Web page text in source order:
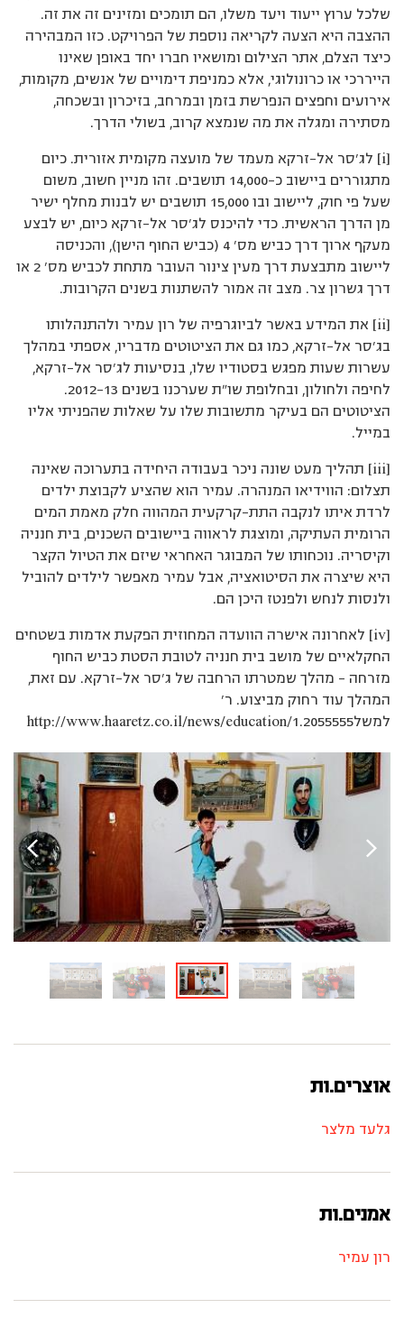
שלכל ערוץ ייעוד ויעד משלו, הם תומכים ומזינים זה את זה.
ההצבה היא הצעה לקריאה נוספת של הפרויקט. כזו המבהירה
כיצד הצלם, אתר הצילום ומושאיו חברו יחד באופן שאינו
הייררכי או כרונולוגי, אלא כמניפת דימויים של אנשים, מקומות,
אירועים וחפצים הנפרשת בזמן ובמרחב, בזיכרון ובשכחה,
מסתירה ומגלה את מה שנמצא קרוב, בשולי הדרך.
[i] לג’סר אל-זרקא מעמד של מועצה מקומית אזורית. כיום
מתגוררים ביישוב כ-14,000 תושבים. זהו מניין חשוב, משום
שעל פי חוק, ליישוב ובו 15,000 תושבים יש לבנות מחלף ישיר
מן הדרך הראשית. כדי להיכנס לג’סר אל-זרקא כיום, יש לבצע
מעקף ארוך דרך כביש מס’ 4 (כביש החוף הישן), והכניסה
ליישוב מתבצעת דרך מעין צינור העובר מתחת לכביש מס’ 2 או
דרך גשרון צר. מצב זה אמור להשתנות בשנים הקרובות.
[ii] את המידע באשר לביוגרפיה של רון עמיר ולהתנהלותו
בג’סר אל-זרקא, כמו גם את הציטוטים מדבריו, אספתי במהלך
עשרות שעות מפגש בסטודיו שלו, בנסיעות לג’סר אל-זרקא,
לחיפה ולחולון, ובחלופת שו"ת שערכנו בשנים 2012-13.
הציטוטים הם בעיקר מתשובות שלו על שאלות שהפניתי אליו
במייל.
[iii] תהליך מעט שונה ניכר בעבודה היחידה בתערוכה שאינה
תצלום: הווידיאו המנהרה. עמיר הוא שהציע לקבוצת ילדים
לרדת איתו לנקבה התת-קרקעית המהווה חלק מאמת המים
הרומית העתיקה, ומוצגת לראווה ביישובים השכנים, בית חנניה
וקיסריה. נוכחותו של המבוגר האחראי שיזם את הטיול הקצר
היא שיצרה את הסיטואציה, אבל עמיר מאפשר לילדים להוביל
ולנסות לנחש ולפנטז היכן הם.
[iv] לאחרונה אישרה הוועדה המחוזית הפקעת אדמות בשטחים
החקלאיים של מושב בית חנניה לטובת הסטת כביש החוף
מזרחה – מהלך שמטרתו הרחבה של ג’סר אל-זרקא. עם זאת,
המהלך עוד רחוק מביצוע. ר’
למשלhttp://www.haaretz.co.il/news/education/1.2055555
אוצרים.ות
גלעד מלצר
אמנים.ות
רון עמיר